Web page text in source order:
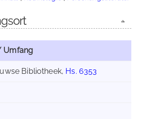
Umfang
Bibliotheek, Hs. 6353